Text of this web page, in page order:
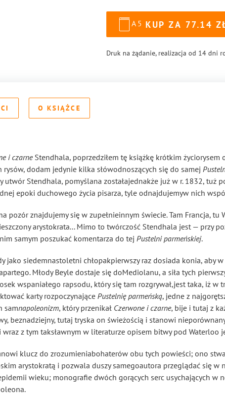
Rodzaj oprawy:
blok
978-
A5 KUP ZA 77.14
Druk na żądanie, realizacja od 14 dni
O KSIĄŻCE
i czarneStendhala, poprzedziłem tę książkę krótkim życiorysem
dodam jedynie kilka słówodnoszących się do samej
Stendhala, pomyślana zostałajednakże już w r. 1832, tuż
epoki duchowego życia pisarza, tyle odnajdujemyw nich
pozór znajdujemy się w zupełnieinnym świecie. Tam Francja, tu
arystokrata... Mimo to twórczość Stendhala jest — przy
samym poszukać komentarza do tej Pustelni parmeńskiej.
jako siedemnastoletni chłopakpierwszy raz dosiada konia, aby
Młody Beyle dostaje się doMediolanu, a siła tych
wspaniałego rapsodu, który się tam rozgrywał,jest taka, iż w
karty rozpoczynające Pustelnię parmeńską, jedne z
samnapoleonizm, który przenikał Czerwone i czarne, bije i tutaj z
beznadziejny, tutaj tryska on świeżością i stanowi
z tym taksławnym w literaturze opisem bitwy pod Waterloo
klucz do zrozumieniabohaterów obu tych powieści; ono
arystokratą i pozwala duszy samegoautora przeglądać się w
wieku; monografie dwóch gorących serc usychających w